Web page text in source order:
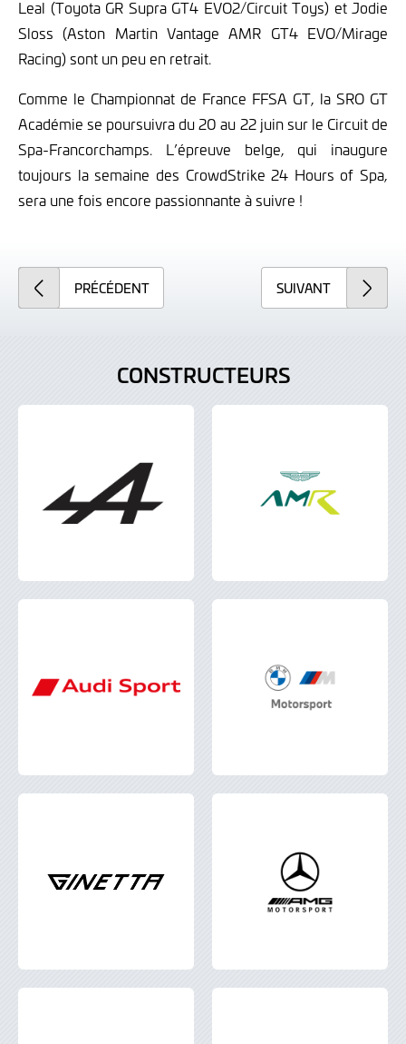
Leal (Toyota GR Supra GT4 EVO2/Circuit Toys) et Jodie
Sloss (Aston Martin Vantage AMR GT4 EVO/Mirage
Racing) sont un peu en retrait.
Comme le Championnat de France FFSA GT, la SRO GT
Académie se poursuivra du 20 au 22 juin sur le Circuit de
Spa-Francorchamps. L’épreuve belge, qui inaugure
toujours la semaine des CrowdStrike 24 Hours of Spa,
sera une fois encore passionnante à suivre !
PRÉCÉDENT SUIVANT
CONSTRUCTEURS